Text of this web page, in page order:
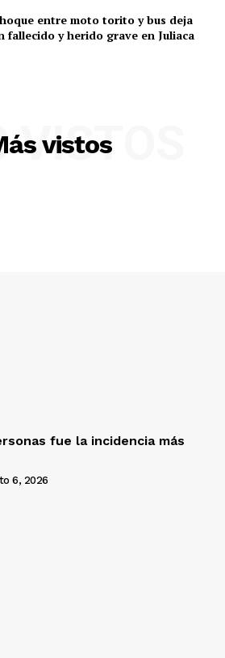
entre moto torito y bus deja
fallecido y herido grave en Juliaca
vistos
VISTOS
fue la incidencia más
6, 2026